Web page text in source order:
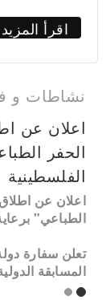
اقرأ
نشاطات و
اعلان عن
الحفر
الفلسطينية
اعلان عن
الطباعي"
تعلن سفارة
المسابقة